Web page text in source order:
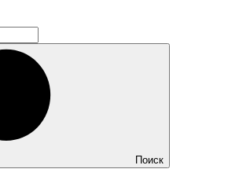
Поиск